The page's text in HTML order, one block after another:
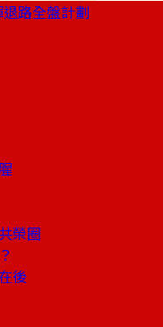
路全盤計劃
榮圈
後